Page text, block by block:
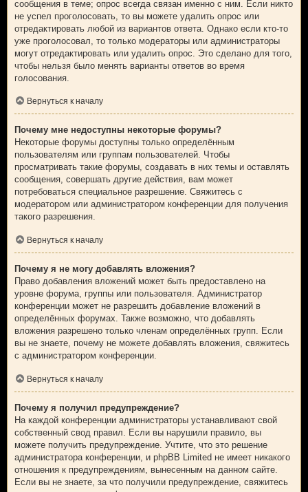
сообщения в теме; опрос всегда связан именно с ним. Если никто
не успел проголосовать, то вы можете удалить опрос или
отредактировать любой из вариантов ответа. Однако если кто-то
уже проголосовал, то только модераторы или администраторы
могут отредактировать или удалить опрос. Это сделано для того,
чтобы нельзя было менять варианты ответов во время
голосования.
Вернуться к началу
Почему мне недоступны некоторые форумы?
Некоторые форумы доступны только определённым
пользователям или группам пользователей. Чтобы
просматривать такие форумы, создавать в них темы и оставлять
сообщения, совершать другие действия, вам может
потребоваться специальное разрешение. Свяжитесь с
модератором или администратором конференции для получения
такого разрешения.
Вернуться к началу
Почему я не могу добавлять вложения?
Право добавления вложений может быть предоставлено на
уровне форума, группы или пользователя. Администратор
конференции может не разрешить добавление вложений в
определённых форумах. Также возможно, что добавлять
вложения разрешено только членам определённых групп. Если
вы не знаете, почему не можете добавлять вложения, свяжитесь
с администратором конференции.
Вернуться к началу
Почему я получил предупреждение?
На каждой конференции администраторы устанавливают свой
собственный свод правил. Если вы нарушили правило, вы
можете получить предупреждение. Учтите, что это решение
администратора конференции, и phpBB Limited не имеет никакого
отношения к предупреждениям, вынесенным на данном сайте.
Если вы не знаете, за что получили предупреждение, свяжитесь